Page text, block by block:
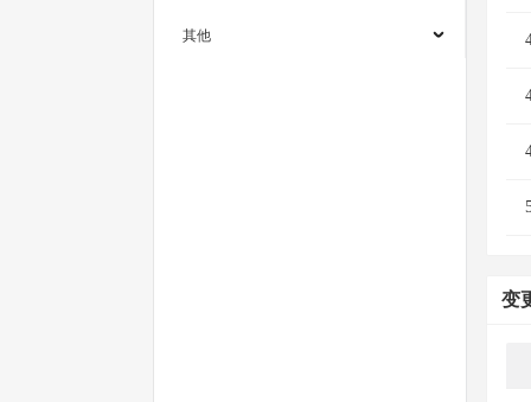
其他
变